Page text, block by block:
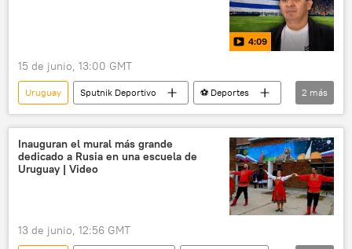
4:09
15 de junio, 13:00 GMT
Uruguay Sputnik Deportivo
⚽ Deportes
🟠 Video
Copa Mundial de Fútbol de 2026
2 más
Inauguran el mural más grande
dedicado a Rusia en una escuela de
Uruguay | Video
13 de junio, 12:56 GMT